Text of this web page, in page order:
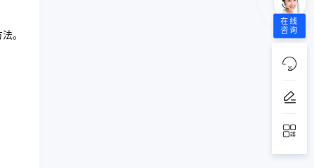
。
在线
咨询